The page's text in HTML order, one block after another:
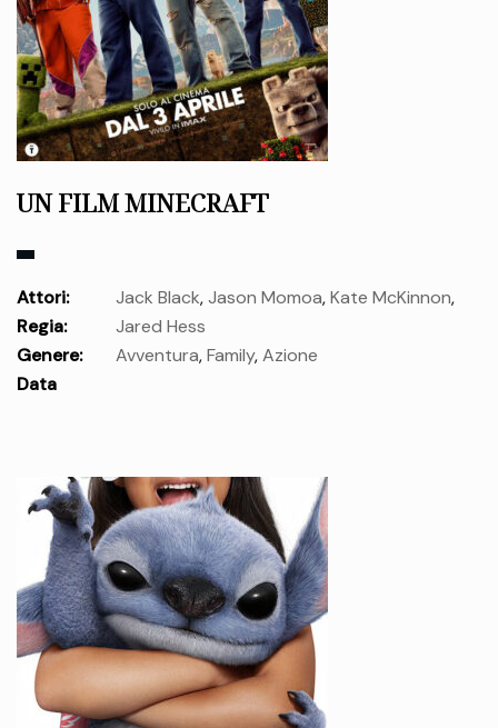
UN FILM MINECRAFT
Attori: Jack Black,Jason Momoa,Kate McKinnon,
Danielle Brooks,Emma Myers
Jennifer Coolidge,Jemaine Clement
Regia:
Jared Hess
Genere:
Avventura,Family,Azione
Data